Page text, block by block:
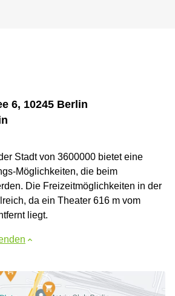
6, 10245 Berlin
Stadt von 3600000 bietet eine
Möglichkeiten, die beim
Die Freizeitmöglichkeiten in der
da ein Theater 616 m vom
liegt.